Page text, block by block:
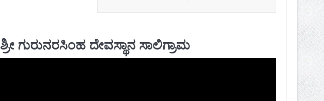
ಶ್ರೀ ಗುರುನರಸಿಂಹ ದೇವಸ್ಥಾನ ಸಾಲಿಗ್ರಾಮ